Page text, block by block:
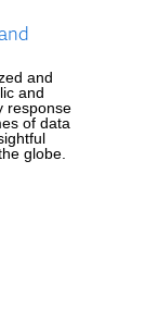
and
and
response
of data
globe.